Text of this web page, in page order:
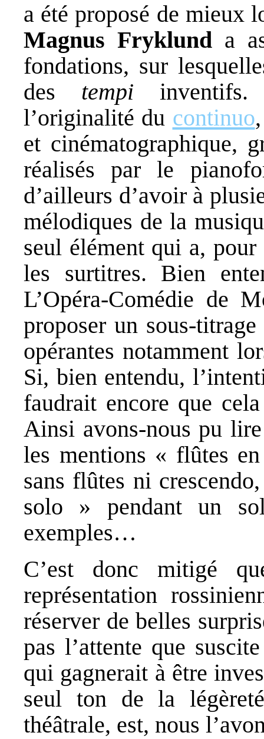
a été proposé de mieux
Magnus Fryklund a
fondations, sur
des tempi inventifs.
l’originalité du continuo
et cinématographique,
réalisés par le
d’ailleurs d’avoir à
mélodiques de la
seul élément qui a,
les surtitres. Bien
L’Opéra-Comédie de
proposer un sous-
opérantes notamment
Si, bien entendu,
faudrait encore que
Ainsi avons-nous pu
les mentions « flûtes
sans flûtes ni
solo » pendant un
exemples…
C’est donc mitigé
représentation
réserver de belles
pas l’attente que
qui gagnerait à être
seul ton de la
théâtrale, est, nous